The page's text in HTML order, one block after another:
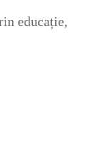
educație,